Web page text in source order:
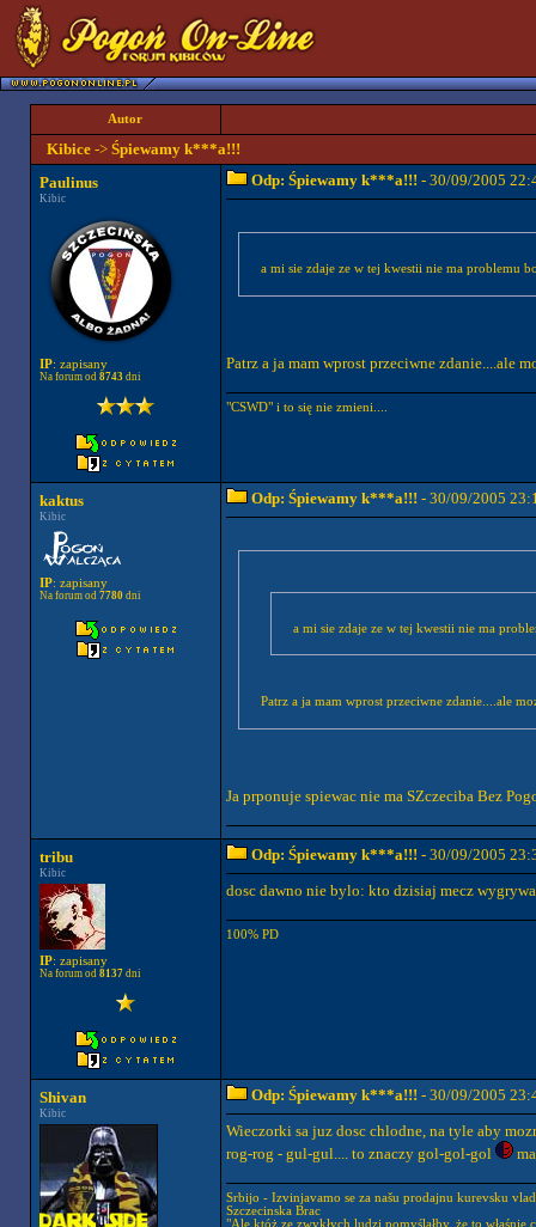
Autor
Kibice-> Śpiewamy k***a!!!
Paulinus
Kibic
IP: zapisany
Na forum od 8743dni
Odp: Śpiewamy k***a!!! - 30/09/2005
a mi sie zdaje ze w tej kwestii nie ma problemu
Patrz a ja mam wprost przeciwne zdanie....ale
"CSWD" i to się nie zmieni....
kaktus
Kibic
IP: zapisany
Na forum od 7780dni
Odp: Śpiewamy k***a!!! - 30/09/2005
a mi sie zdaje ze w tej kwestii nie ma
Patrz a ja mam wprost przeciwne zdanie....ale
Ja prponuje spiewac nie ma SZczeciba Bez
tribu
Kibic
IP: zapisany
Na forum od 8137dni
Odp: Śpiewamy k***a!!! - 30/09/2005
dosc dawno nie bylo: kto dzisiaj mecz
100% PD
Shivan
Kibic
Odp: Śpiewamy k***a!!! - 30/09/2005
Wieczorki sa juz dosc chlodne, na tyle aby
rog-rog - gul-gul.... to znaczy gol-gol-gol
Srbijo - Izvinjavamo se za našu prodajnu kurevsku
Szczecinska Brac
"Ale któż ze zwykłych ludzi pomyślałby, że to